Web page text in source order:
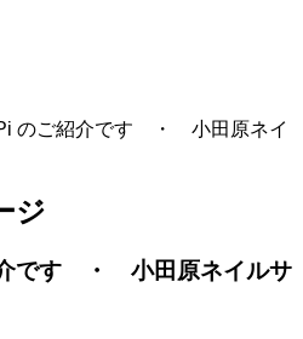
のご紹介です ・ 小田原ネイ
です ・ 小田原ネイルサ